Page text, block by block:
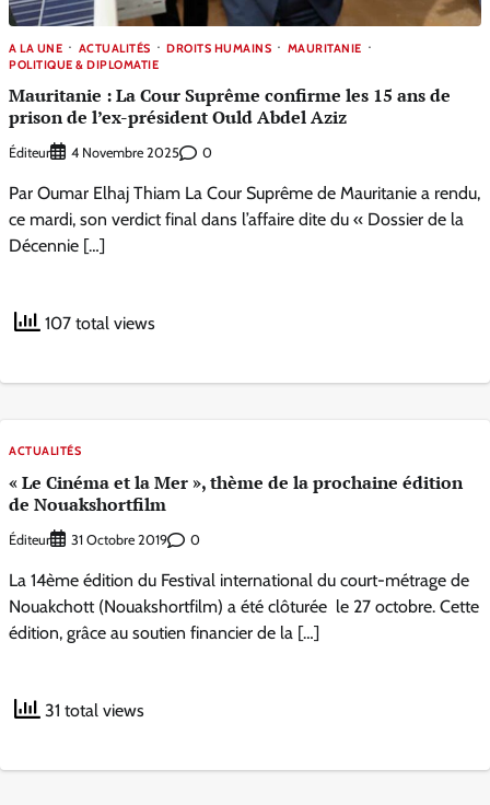
A LA UNE ACTUALITÉS DROITS HUMAINS
MAURITANIE
POLITIQUE & DIPLOMATIE
Mauritanie : La Cour Suprême confirme les 15 ans de
prison de l’ex-président Ould Abdel Aziz
Éditeur 4 Novembre 2025 0
Par Oumar Elhaj Thiam La Cour Suprême de Mauritanie a rendu,
ce mardi, son verdict final dans l’affaire dite du « Dossier de la
Décennie […]
107 total views
ACTUALITÉS
« Le Cinéma et la Mer », thème de la prochaine édition
de Nouakshortfilm
Éditeur 31 Octobre 2019 0
La 14ème édition du Festival international du court-métrage de
Nouakchott (Nouakshortfilm) a été clôturée le 27 octobre. Cette
édition, grâce au soutien financier de la […]
31 total views